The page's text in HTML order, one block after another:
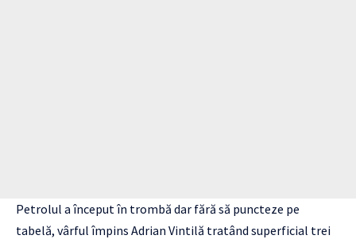
Petrolul a început în trombă dar fără să puncteze pe
tabelă, vârful împins Adrian Vintilă tratând superficial trei